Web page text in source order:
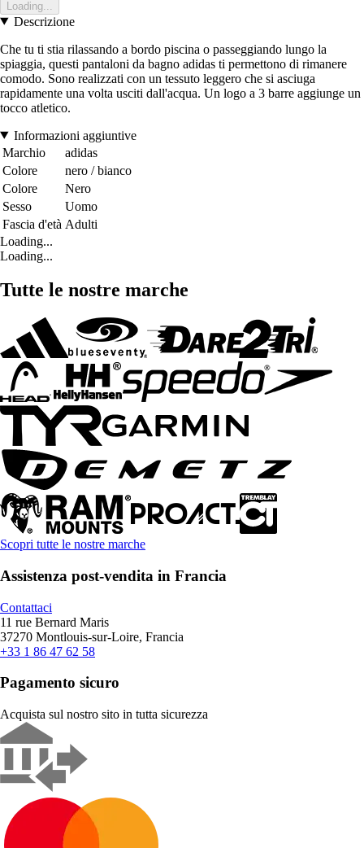
Loading...
Descrizione
Che tu ti stia rilassando a bordo piscina o passeggiando lungo la
spiaggia, questi pantaloni da bagno adidas ti permettono di rimanere
comodo. Sono realizzati con un tessuto leggero che si asciuga
rapidamente una volta usciti dall'acqua. Un logo a 3 barre aggiunge un
tocco atletico.
Informazioni aggiuntive
Marchio
adidas
Colore
nero / bianco
Colore
Nero
Sesso
Uomo
Fascia d'età Adulti
Loading...
Loading...
Tutte le nostre marche
Scopri tutte le nostre marche
Assistenza post-vendita in Francia
Contattaci
11 rue Bernard Maris
37270 Montlouis-sur-Loire, Francia
+33 1 86 47 62 58
Pagamento sicuro
Acquista sul nostro sito in tutta sicurezza